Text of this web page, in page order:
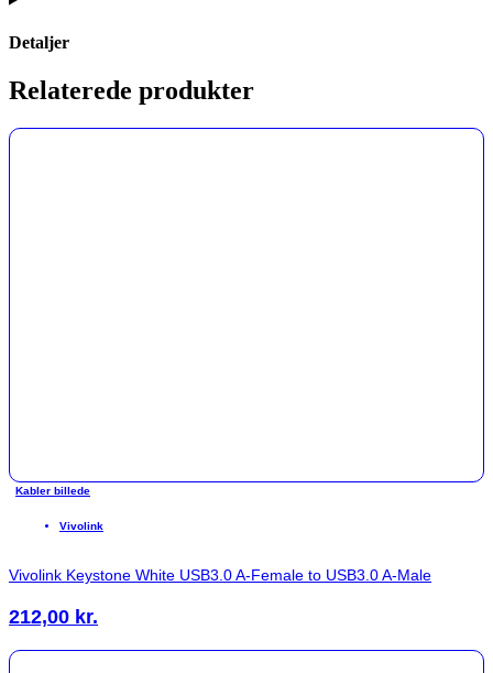
Detaljer
Relaterede produkter
Kabler billede
Vivolink
Vivolink Keystone White USB3.0 A-Female to USB3.0 A-Male
212,00 kr.